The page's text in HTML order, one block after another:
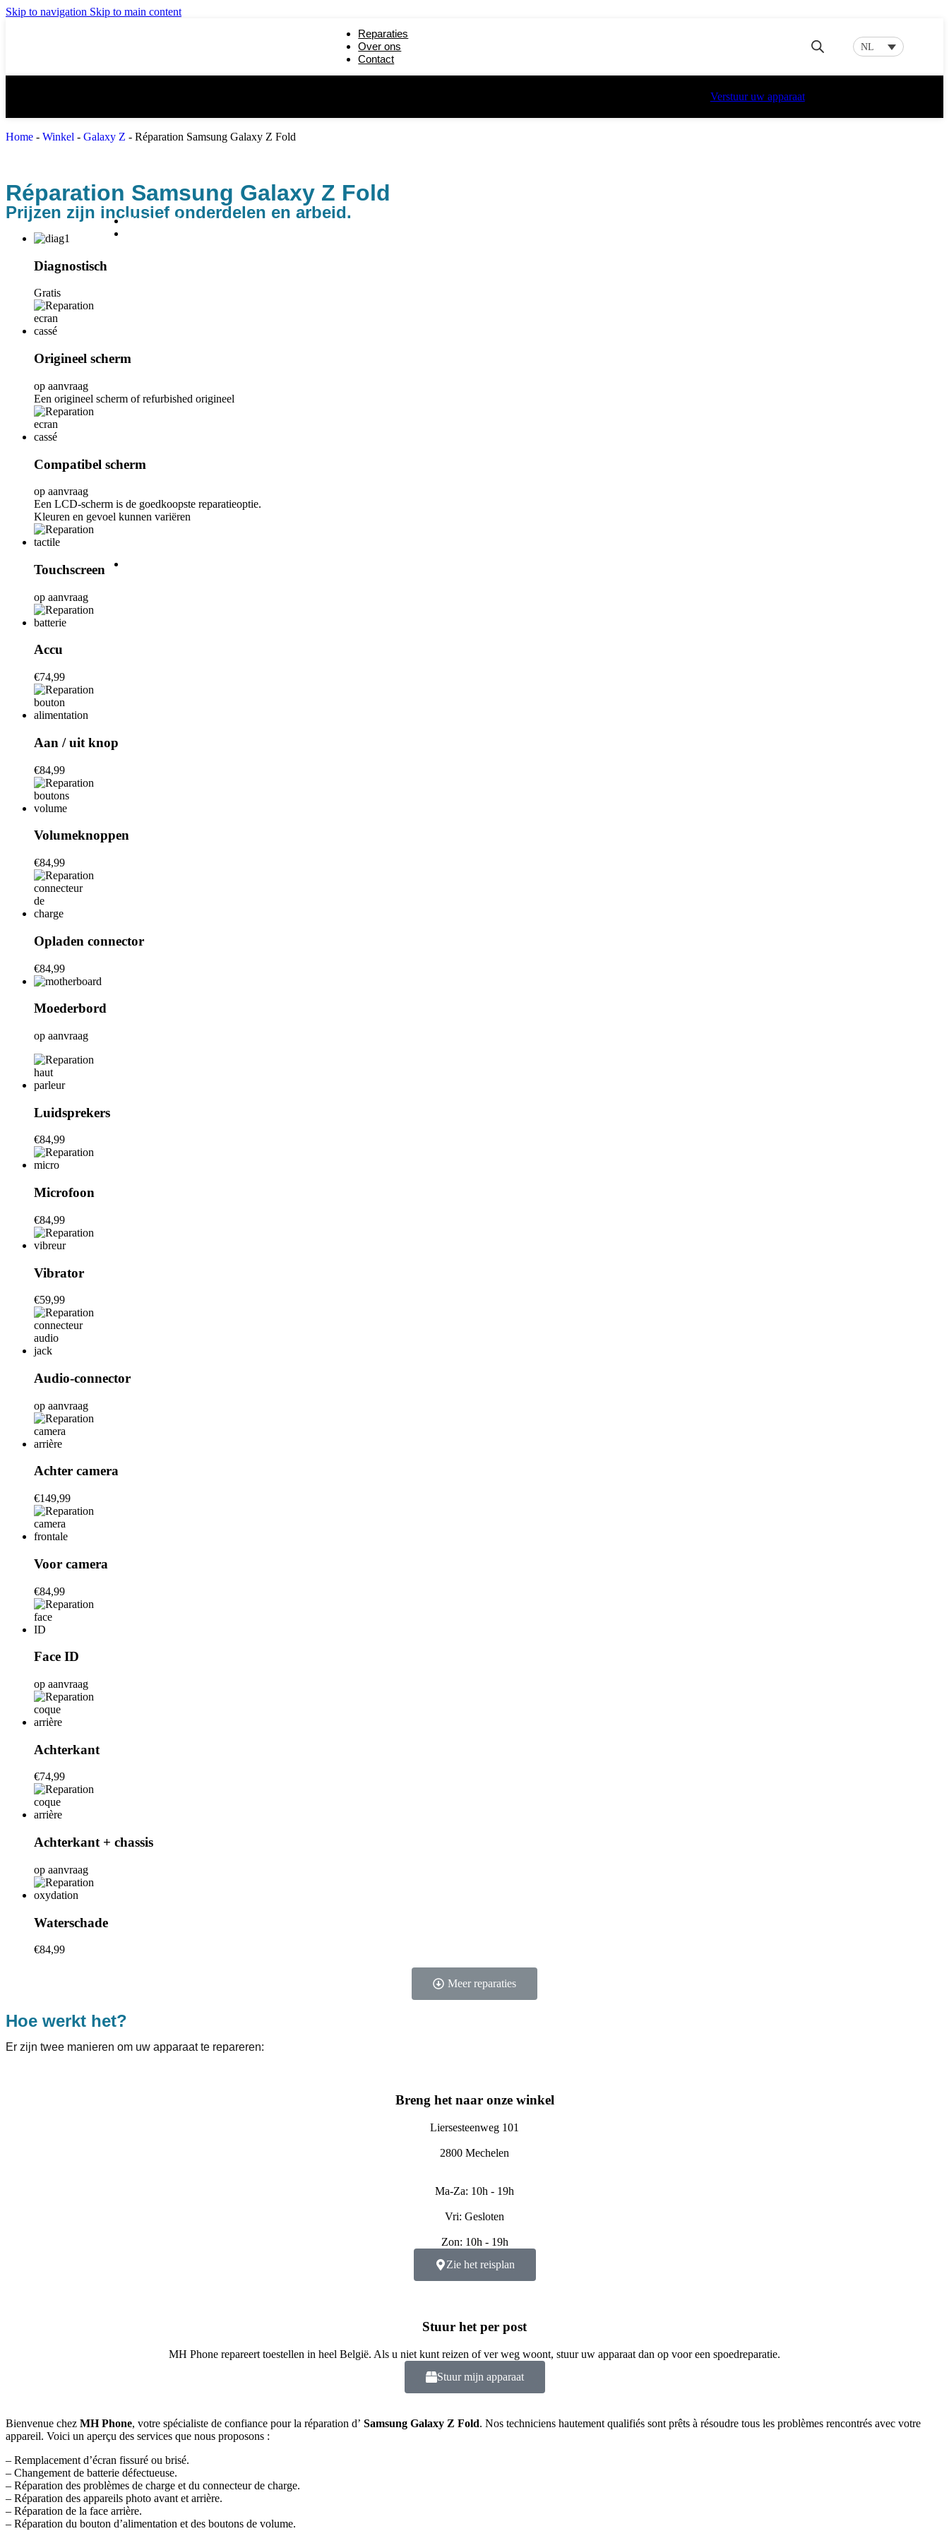
Skip to navigation Skip to main content
Reparaties
Over ons
Contact
NL
iPad Pro 12,9″ (3e gen) reparatie
iPad mini 3 reparatie iPad mini 4 reparatie iPad mini 5 reparatie iPad Air reparatie
iPad 4 reparatie iPad 5 (2017) reparatie
MacBook Reparatie
Samsung Galaxy oplaadconnector vervangingsprijs
Samsung Galaxy batterij vervangingsprijs
Verstuur uw apparaat
Home - Winkel - Galaxy Z - Réparation Samsung Galaxy Z Fold
Réparation Samsung Galaxy Z Fold
Prijzen zijn inclusief onderdelen en arbeid.
Diagnostisch
Gratis
Origineel scherm
op aanvraag
Een origineel scherm of refurbished origineel
Compatibel scherm
op aanvraag
Een LCD-scherm is de goedkoopste reparatieoptie.
Kleuren en gevoel kunnen variëren
Touchscreen
op aanvraag
Accu
€74,99
Aan / uit knop
€84,99
Volumeknoppen
€84,99
Opladen connector
€84,99
Moederbord
op aanvraag
Luidsprekers
€84,99
Microfoon
€84,99
Vibrator
€59,99
Audio-connector
op aanvraag
Achter camera
€149,99
Voor camera
€84,99
Face ID
op aanvraag
Achterkant
€74,99
Achterkant + chassis
op aanvraag
Waterschade
€84,99
Meer reparaties
Hoe werkt het?
Er zijn twee manieren om uw apparaat te repareren:
Breng het naar onze winkel
Liersesteenweg 101
2800 Mechelen
Ma-Za: 10h - 19h
Vri: Gesloten
Zon: 10h - 19h
Zie het reisplan
Stuur het per post
MH Phone repareert toestellen in heel België. Als u niet kunt reizen of ver weg woont, stuur uw apparaat dan op voor een spoedreparatie.
Stuur mijn apparaat
Bienvenue chez MH Phone, votre spécialiste de confiance pour la réparation d’ Samsung Galaxy Z Fold. Nos techniciens hautement qualifiés sont prêts à résoudre tous les problèmes rencontrés avec votre
appareil. Voici un aperçu des services que nous proposons :
– Remplacement d’écran fissuré ou brisé.
– Changement de batterie défectueuse.
– Réparation des problèmes de charge et du connecteur de charge.
– Réparation des appareils photo avant et arrière.
– Réparation de la face arrière.
– Réparation du bouton d’alimentation et des boutons de volume.